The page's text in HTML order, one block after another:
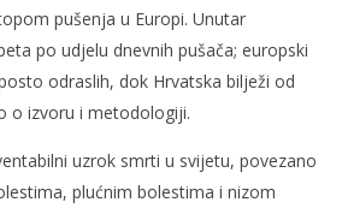
pušenja u Europi. Unutar
po udjelu dnevnih pušača; europski
odraslih, dok Hrvatska bilježi od
o izvoru i metodologiji.
uzrok smrti u svijetu, povezano
plućnim bolestima i nizom